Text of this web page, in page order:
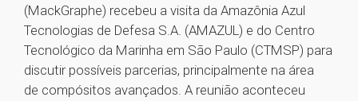
(MackGraphe) recebeu a visita da Amazônia Azul
Tecnologias de Defesa S.A. (AMAZUL) e do Centro
Tecnológico da Marinha em São Paulo (CTMSP) para
discutir possíveis parcerias, principalmente na área
de compósitos avançados. A reunião aconteceu